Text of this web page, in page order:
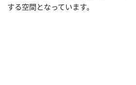
する空間となっています。